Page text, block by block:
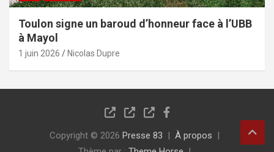
Toulon signe un baroud d’honneur face à l’UBB
à Mayol
1 juin 2026 Nicolas Dupre
Copyright © 2026 Presse 83
À propos